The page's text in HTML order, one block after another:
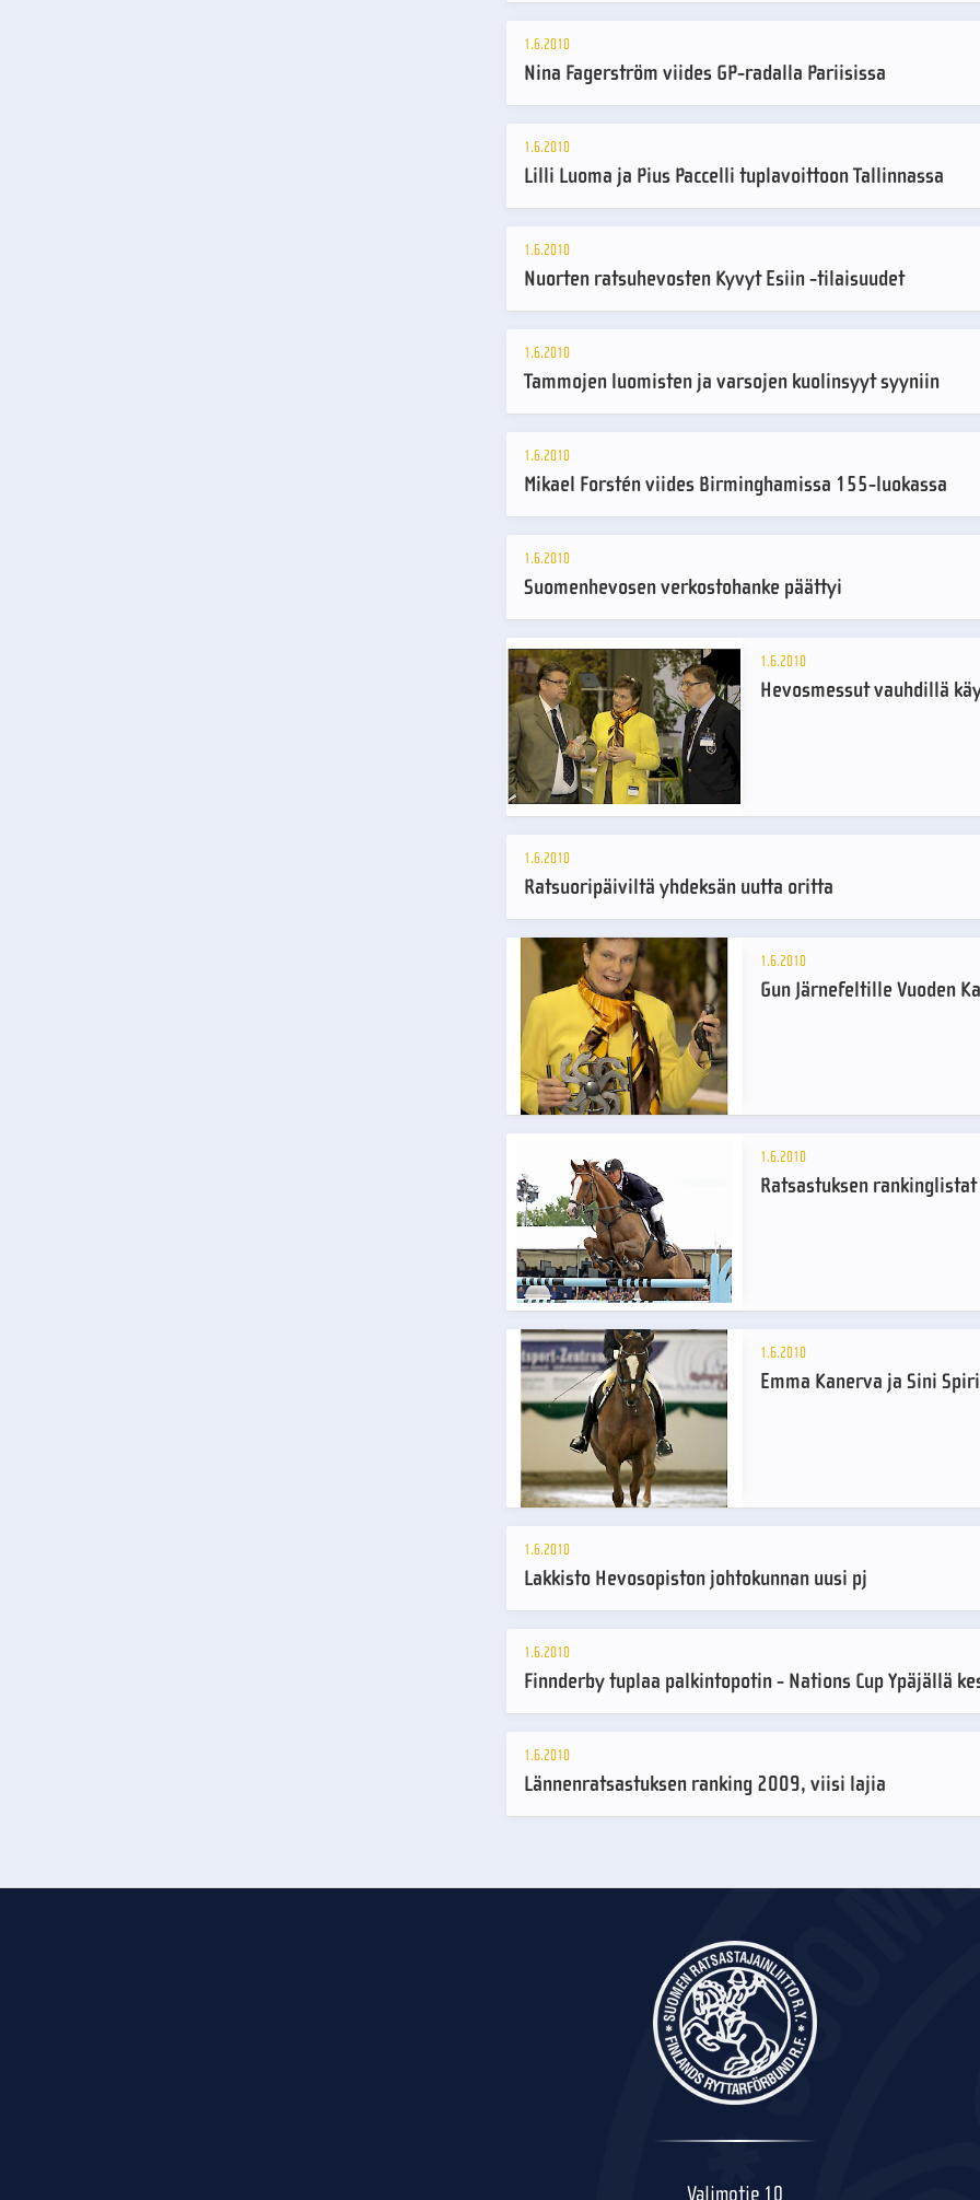
1.6.2010
Nina Fagerström viides GP-radalla Pariisissa
1.6.2010
Lilli Luoma ja Pius Paccelli tuplavoittoon Tallinnassa
1.6.2010
Nuorten ratsuhevosten Kyvyt Esiin -tilaisuudet
1.6.2010
Tammojen luomisten ja varsojen kuolinsyyt syyniin
1.6.2010
Mikael Forstén viides Birminghamissa 155-luokassa
1.6.2010
Suomenhevosen verkostohanke päättyi
1.6.2010
Hevosmessut vauhdillä
1.6.2010
Ratsuoripäiviltä yhdeksän uutta oritta
1.6.2010
Gun Järnefeltille Vuoden
1.6.2010
Ratsastuksen
1.6.2010
Emma Kanerva ja Sini
1.6.2010
Lakkisto Hevosopiston johtokunnan uusi pj
1.6.2010
Finnderby tuplaa palkintopotin - Nations Cup Ypäjällä
1.6.2010
Lännenratsastuksen ranking 2009, viisi lajia
Valimotie 10